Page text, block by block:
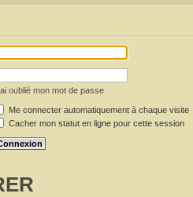
oublié mon mot de passe
Me connecter automatiquement à chaque visite
Cacher mon statut en ligne pour cette session